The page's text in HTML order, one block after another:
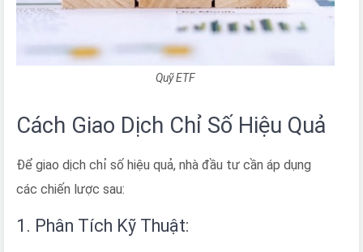
Quỹ ETF
Cách Giao Dịch Chỉ Số Hiệu Quả
Để giao dịch chỉ số hiệu quả, nhà đầu tư cần áp dụng
các chiến lược sau:
1. Phân Tích Kỹ Thuật: